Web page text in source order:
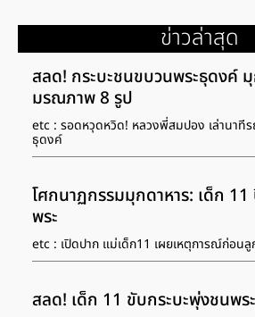
ข่าวล่าสุด
สลด! กระบะชนขบวนพระธุดงค์
มรณภาพ 8 รูป
etc : รอดหวุดหวิด! หลวงพี่สมปอง เล่านาที
ธุดงค์
โศกนาฏกรรมมุกดาหาร: เด็ก
พระ
etc : เปิดปาก แม่เด็ก11 เผยเหตุการณ์ก่อน
สลด! เด็ก 11 ขับกระบะพุ่งชนพ